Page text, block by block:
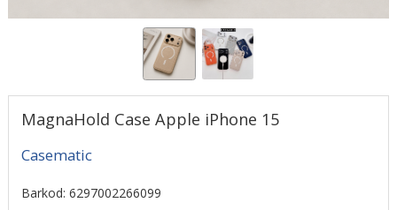
MagnaHold Case Apple iPhone 15
Casematic
Barkod: 6297002266099